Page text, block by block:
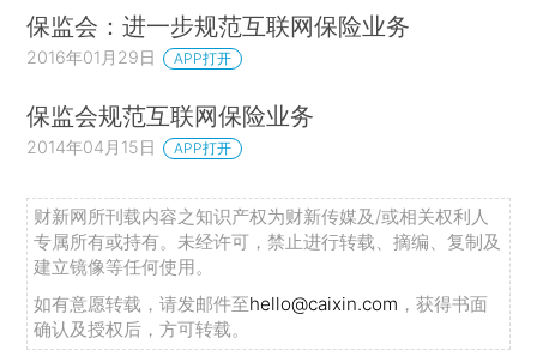
保监会：进一步规范互联网保险业务
2016年01月29日 APP打开
保监会规范互联网保险业务
2014年04月15日 APP打开
财新网所刊载内容之知识产权为财新传媒及/或相关权利人
专属所有或持有。未经许可，禁止进行转载、摘编、复制及
建立镜像等任何使用。
如有意愿转载，请发邮件至hello@caixin.com ，获得书面
确认及授权后，方可转载。